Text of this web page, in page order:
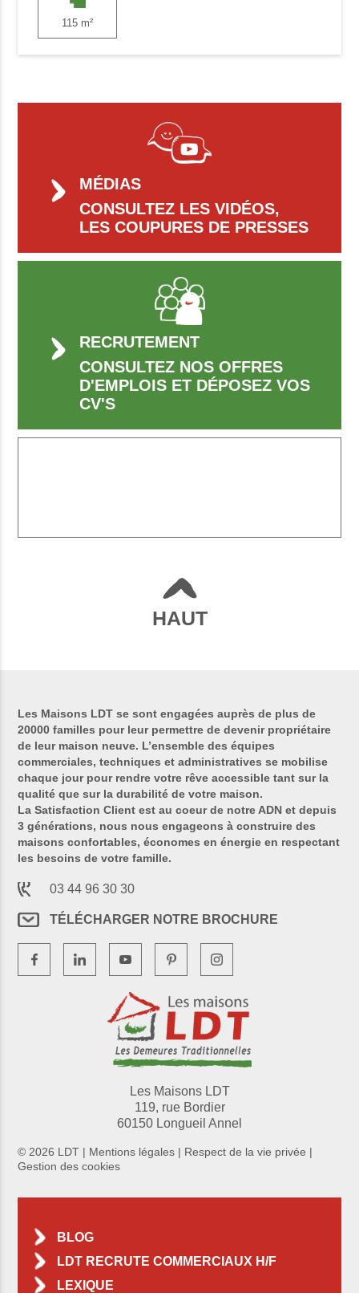
115 m²
MÉDIAS
CONSULTEZ LES VIDÉOS,
LES COUPURES DE PRESSES
RECRUTEMENT
CONSULTEZ NOS OFFRES
D'EMPLOIS ET DÉPOSEZ VOS
CV'S
HAUT
Les Maisons LDT se sont engagées auprès de plus de
20000 familles pour leur permettre de devenir propriétaire
de leur maison neuve. L’ensemble des équipes
commerciales, techniques et administratives se mobilise
chaque jour pour rendre votre rêve accessible tant sur la
qualité que sur la durabilité de votre maison.
La Satisfaction Client est au coeur de notre ADN et depuis
3 générations, nous nous engageons à construire des
maisons confortables, économes en énergie en respectant
les besoins de votre famille.
03 44 96 30 30
TÉLÉCHARGER NOTRE BROCHURE
Les Maisons LDT
119, rue Bordier
60150 Longueil Annel
© 2026 LDT | Mentions légales | Respect de la vie privée |
Gestion des cookies
BLOG
LDT RECRUTE COMMERCIAUX H/F
LEXIQUE